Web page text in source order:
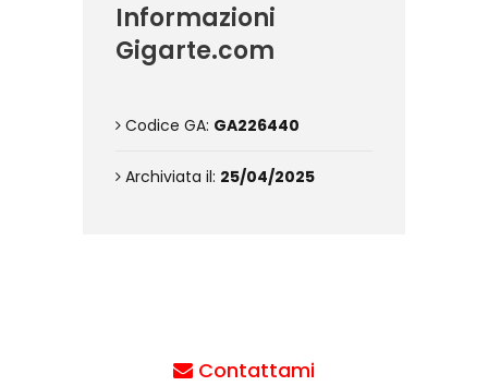
Informazioni
Gigarte.com
Codice GA: GA226440
Archiviata il: 25/04/2025
Contattami